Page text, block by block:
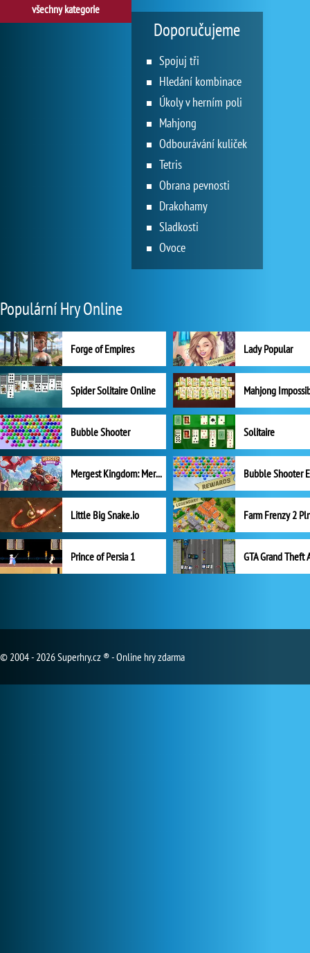
všechny kategorie
Doporučujeme
Spojuj tři
Hledání kombinace
Úkoly v herním poli
Mahjong
Odbourávání kuliček
Tetris
Obrana pevnosti
Drakohamy
Sladkosti
Ovoce
Populární Hry Online
Forge of Empires Lady Popular
Spider Solitaire Online Mahjong
Bubble Shooter Solitaire
Mergest Kingdom: Merge Puzzle
Little Big Snake.io
Prince of Persia 1 GTA Grand Theft
© 2004 - 2026 Superhry.cz ® - Online hry zdarma